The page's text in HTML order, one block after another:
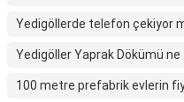
Yedigöllerde telefon çekiyor
Yedigöller Yaprak Dökümü ne
100 metre prefabrik evlerin